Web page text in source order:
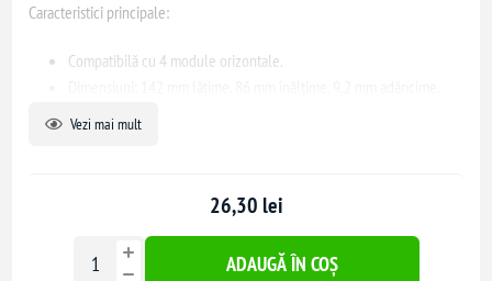
Caracteristici principale:
Compatibilă cu 4 module orizontale.
Material: tehnopolimer fără halogeni, finisaj mat.
Placa este potrivită pentru utilizare în interior și se integrează perfect în
orice decor modern.
Vezi mai mult
26,30 lei
ADAUGĂ ÎN COȘ